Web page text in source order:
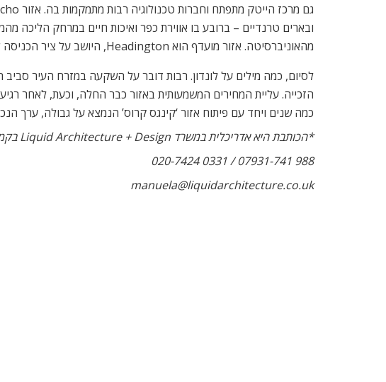
ובארים טרנדיים – ברובע בו אווירת כפר ואיכות חיים במרחק
מהאוניברסיטה. אזור מועדף הוא Headington, היושב על ציר הכניסה לעיר מלונדון ומשדות התעופה. נכס ממוצע שווה כ- 265,000 פאונד וצפוי לעלות ביותר מ-30 אחוזים עד 2010.
כמה שנים ויחד עם פיתוח אזור ‘קינגס קרוס’ הנמצא על גבולה, ערך
*הכותבת היא אדריכלית במשרד Liquid Architecture + Design בקמדן טאון, העוסק במגוון שירותי אדריכלות ועיצוב פנים.
988 07931-741 / 0331 020-7424
manuela@liquidarchitecture.co.uk